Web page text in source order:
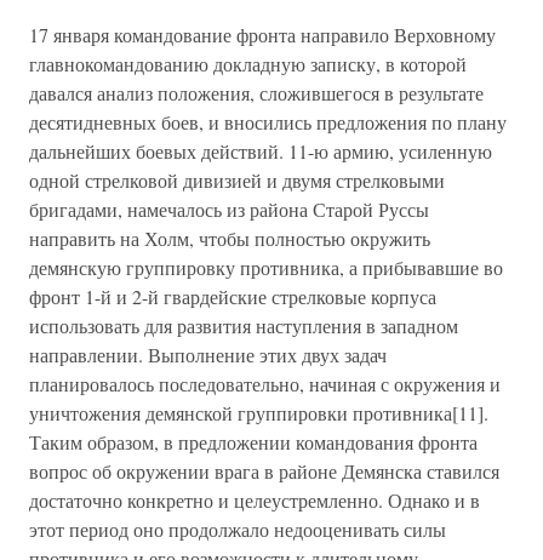
17 января командование фронта направило Верховному
главнокомандованию докладную записку, в которой
давался анализ положения, сложившегося в результате
десятидневных боев, и вносились предложения по плану
дальнейших боевых действий. 11-ю армию, усиленную
одной стрелковой дивизией и двумя стрелковыми
бригадами, намечалось из района Старой Руссы
направить на Холм, чтобы полностью окружить
демянскую группировку противника, а прибывавшие во
фронт 1-й и 2-й гвардейские стрелковые корпуса
использовать для развития наступления в западном
направлении. Выполнение этих двух задач
планировалось последовательно, начиная с окружения и
уничтожения демянской группировки противника[11].
Таким образом, в предложении командования фронта
вопрос об окружении врага в районе Демянска ставился
достаточно конкретно и целеустремленно. Однако и в
этот период оно продолжало недооценивать силы